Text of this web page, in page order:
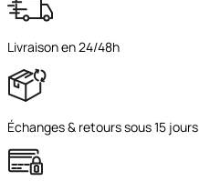
Livraison en 24/48h
Échanges & retours sous 15 jours